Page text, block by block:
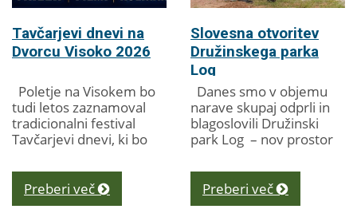
Tavčarjevi dnevi na
Dvorcu Visoko 2026
Poletje na Visokem bo
tudi letos zaznamoval
tradicionalni festival
Tavčarjevi dnevi, ki bo
avgustom 2026 ponudil
raznolik program za
vse generacije. V...
Preberi več
Slovesna otvoritev
Družinskega parka
Log
Danes smo v objemu
narave skupaj odprli in
blagoslovili Družinski
park Log – nov prostor
gibanje, ustvarjanje in
sprostitev, namenjen...
Preberi več